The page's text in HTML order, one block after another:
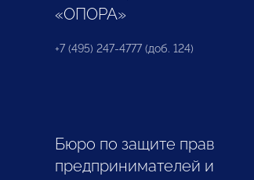
«ОПОРА»
+7 (495) 247-4777 (доб. 124)
Бюро по защите прав
предпринимателей и